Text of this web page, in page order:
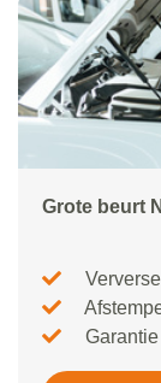
Grote beurt